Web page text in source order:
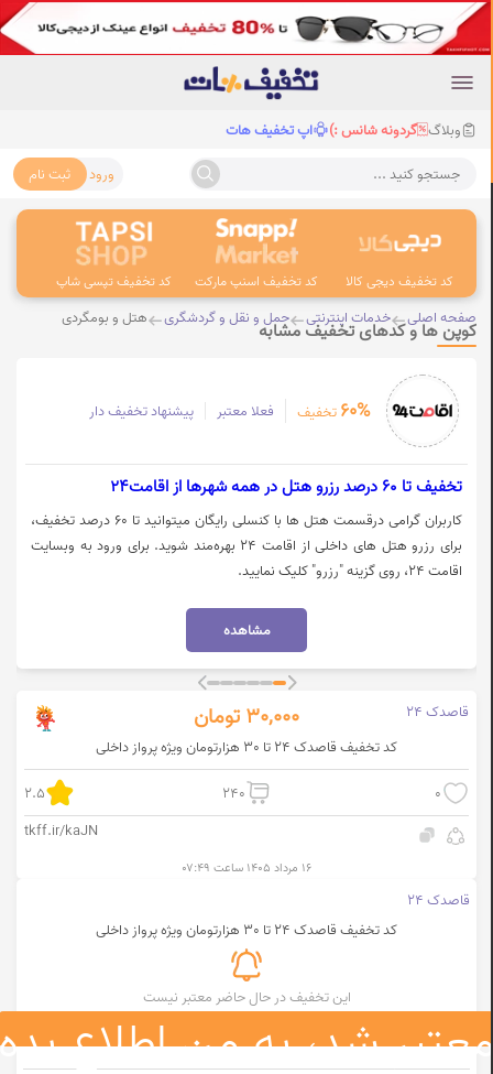
وبلاگ گردونه شانس :) اپ تخفیف هات
جستجو کنید ... ورود ثبت نام
کد تخفیف دیجی کالا کد تخفیف اسنپ مارکت کد تخفیف تپسی شاپ
صفحه اصلی خدمات اینترنتی حمل و نقل و گردشگری هتل و بومگردی
کوپن ها و کدهای تخفیف مشابه
60%تخفیف فعلا معتبر پیشنهاد تخفیف دار
تخفیف تا 60 درصد رزرو هتل در همه شهرها از اقامت24
کاربران گرامی درقسمت هتل ها با کنسلی رایگان میتوانید تا 60 درصد تخفیف،
برای رزرو هتل های داخلی از اقامت 24 بهره‌مند شوید. برای ورود به وبسایت
اقامت 24، روی گزینه "رزرو" کلیک نمایید.
مشاهده
قاصدک 24 30,000 تومان
کد تخفیف قاصدک 24 تا 30 هزارتومان ویژه پرواز داخلی
0
240
2.5
tkff.ir/kaJN
۱۶ مرداد ۱۴۰۵ ساعت ۰۷:۴۹
قاصدک 24
کد تخفیف قاصدک 24 تا 30 هزارتومان ویژه پرواز داخلی
این تخفیف در حال حاضر معتبر نیست
شد، به من اطلاع بده